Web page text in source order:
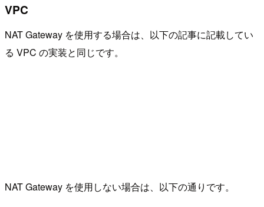
VPC
NAT Gateway を使用する場合は、以下の記事に記載してい
る VPC の実装と同じです。
NAT Gateway を使用しない場合は、以下の通りです。